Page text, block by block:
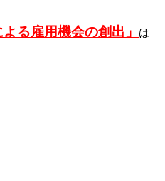
る雇用機会の創出」 は